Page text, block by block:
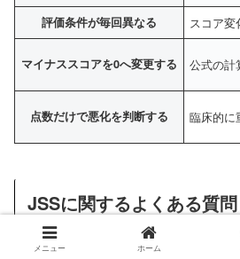
評価条件が毎回異なる スコア
マイナススコアを0へ変更する 公式の計
点数だけで悪化を判断する 臨床的に
JSSに関するよくある質問
メニュー ホーム